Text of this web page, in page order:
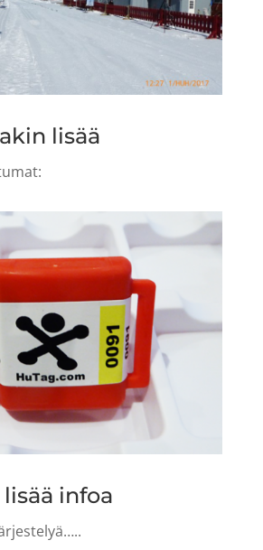
lisää
infoa